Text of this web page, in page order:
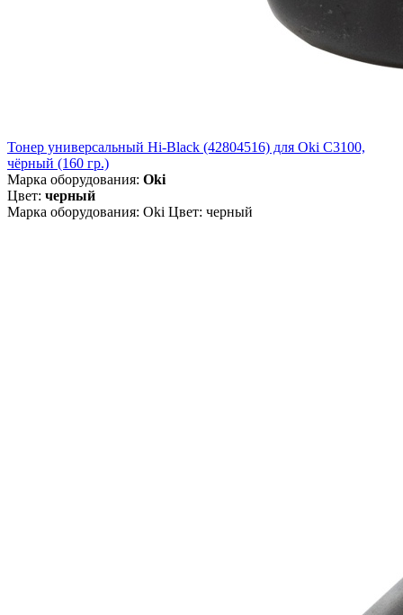
Тонер универсальный Hi-Black (42804516) для Oki С3100,
чёрный (160 гр.)
Марка оборудования: Oki
Цвет: черный
Марка оборудования: Oki Цвет: черный